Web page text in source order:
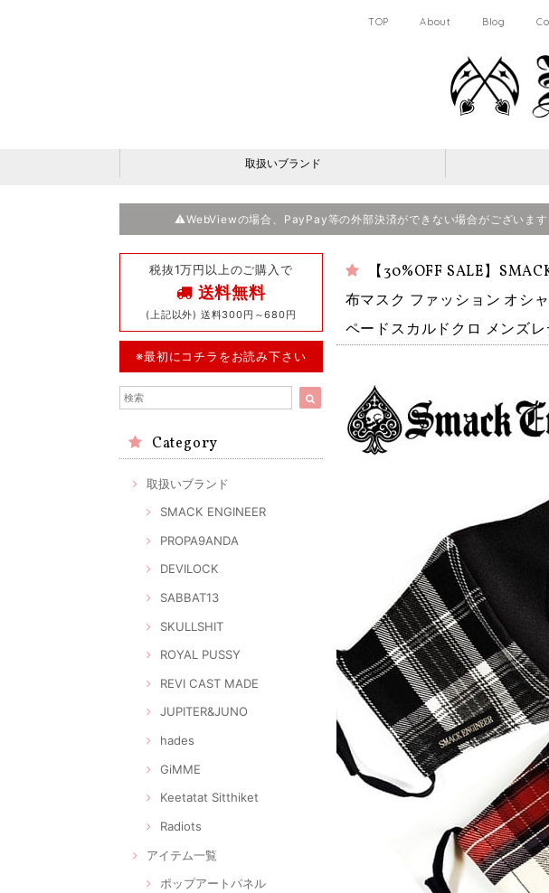
TOP About Blog
取扱いブランド
⚠️WebViewの場合、PayPay等の外部決済ができない場合がございま
税抜1万円以上のご購入で
送料無料
(上記以外) 送料300円～680円
※最初にコチラをお読み下さい
Category
取扱いブランド
SMACK ENGINEER
PROPA9ANDA
DEVILOCK
SABBAT13
SKULLSHIT
ROYAL PUSSY
REVI CAST MADE
JUPITER&JUNO
hades
GiMME
Keetatat Sitthiket
Radiots
アイテム一覧
ポップアートパネル
【30%OFF SALE】
布マスク ファッション オシ
ペードスカルドクロ メンズ